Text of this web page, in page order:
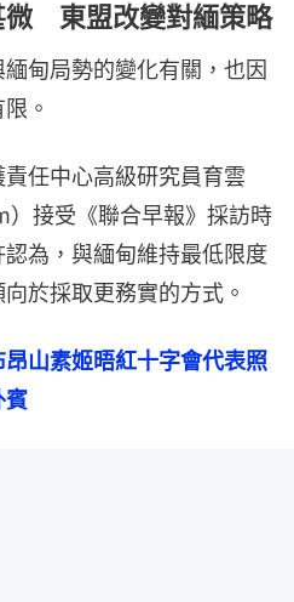
微 東盟改變對緬策略
甸局勢的變化有關，也因
。
任中心高級研究員育雲
）接受《聯合早報》採訪時
為，與緬甸維持最低限度
於採取更務實的方式。
山素姬晤紅十字會代表照
賓